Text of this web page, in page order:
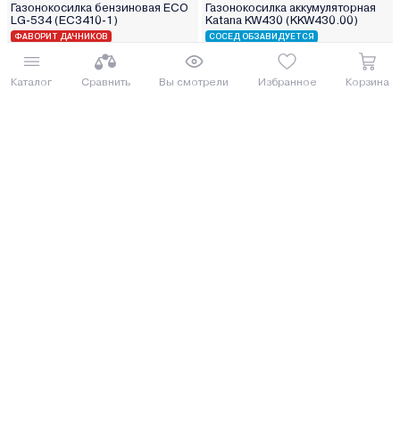
Каталог Сравнить Вы смотрели Избранное Корзина
Газонокосилка бензиновая ECO
LG-534 (EC3410-1)
ФАВОРИТ ДАЧНИКОВ
810.00 руб.
Газонокосилка аккумуляторная
Katana KW430 (KKW430.00)
СОСЕД ОБЗАВИДУЕТСЯ
906.89 руб.